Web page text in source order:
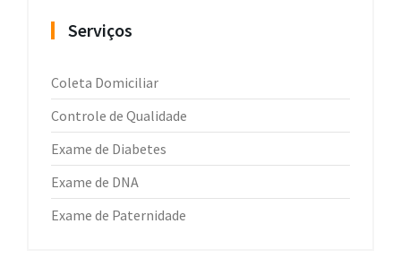
Serviços
Coleta Domiciliar
Controle de Qualidade
Exame de Diabetes
Exame de DNA
Exame de Paternidade